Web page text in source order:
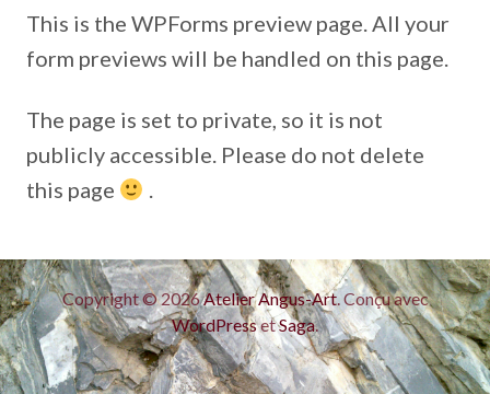
This is the WPForms preview page. All your
form previews will be handled on this page.
The page is set to private, so it is not
publicly accessible. Please do not delete
this page
.
Copyright © 2026Atelier Angus-Art. Conçu avec
WordPressetSaga.